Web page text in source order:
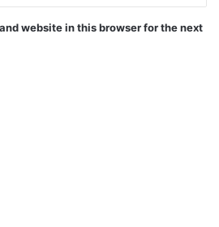
website in this browser for the next